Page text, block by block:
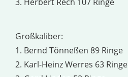
Großkaliber:
1. Bernd Tönneßen 89 Ringe
2. Karl-Heinz Werres 63 Ringe